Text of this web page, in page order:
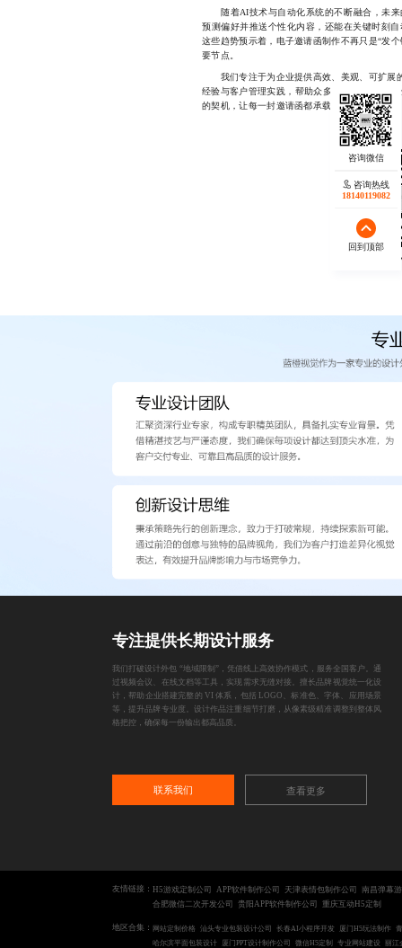
随着AI技术与自动化系统的不断融合，未来
预测偏好并推送个性化内容，还能在关键时刻
这些趋势预示着，电子邀请函制作不再只是“发
要节点。
我们专注于为企业提供高效、美观、可扩展
经验与客户管理实践，帮助众多企业实现从“发
的契机，让每一封邀请函都承载品牌温度，
欢迎
咨询热线
18140119082
回到顶部
专注提供长期设计服务
我们打破设计外包 “地域限制”，凭借线上高效协作模式，服务全国客户。通
过视频会议、在线文档等工具，实现需求无缝对接。擅长品牌视觉统一化设
计，帮助企业搭建完整的 VI 体系，包括 LOGO、标准色、字体、应用场景
等，提升品牌专业度。设计作品注重细节打磨，从像素级精准调整到整体风
格把控，确保每一份输出都高品质。
联系我们 查看更多
友情链接： H5游戏定制公司 APP软件制作公司 天津表情包制作公司
南昌弹幕
合肥微信二次开发公司
贵阳APP软件制作公司 重庆互动H5定制
地区合集： 网站定制价格 汕头专业包装设计公司 长春AI小程序开发 厦门H5玩法制作
哈尔滨平面包装设计
厦门PPT设计制作公司 微信H5定制 专业网站建设 丽江